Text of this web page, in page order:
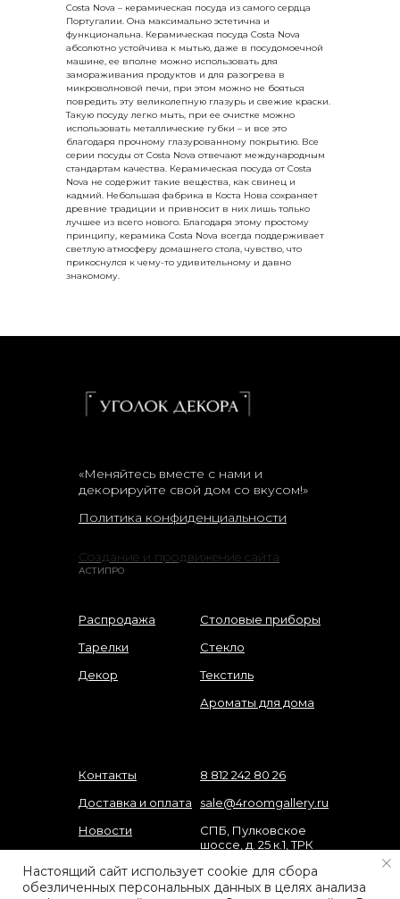
Costa Nova – керамическая посуда из самого сердца
Португалии. Она максимально эстетична и
функциональна. Керамическая посуда Costa Nova
абсолютно устойчива к мытью, даже в посудомоечной
машине, ее вполне можно использовать для
замораживания продуктов и для разогрева в
микроволновой печи, при этом можно не бояться
повредить эту великолепную глазурь и свежие краски.
Такую посуду легко мыть, при ее очистке можно
использовать металлические губки – и все это
благодаря прочному глазурованному покрытию. Все
серии посуды от Costa Nova отвечают международным
стандартам качества. Керамическая посуда от Costa
Nova не содержит такие вещества, как свинец и
кадмий. Небольшая фабрика в Коста Нова сохраняет
древние традиции и привносит в них лишь только
лучшее из всего нового. Благодаря этому простому
принципу, керамика Costa Nova всегда поддерживает
светлую атмосферу домашнего стола, чувство, что
прикоснулся к чему-то удивительному и давно
знакомому.
«Меняйтесь вместе с нами и
декорируйте свой дом со вкусом!»
Политика конфиденциальности
Создание и продвижение сайта
АСТИПРО
Распродажа
Тарелки
Декор
Столовые приборы
Стекло
Текстиль
Ароматы для дома
Контакты
Доставка и оплата
Новости
Подарочные
8 812 242 80 26
sale@4roomgallery.ru
СПБ, Пулковское
шоссе, д. 25 к.1, ТРК
Настоящий сайт использует cookie для сбора
обезличенных персональных данных в целях анализа